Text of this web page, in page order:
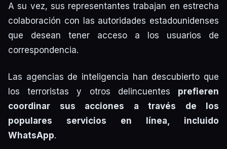
A su vez, sus representantes trabajan en estrecha
colaboración con las autoridades estadounidenses
que desean tener acceso a los usuarios de
correspondencia.
Las agencias de inteligencia han descubierto que
los terroristas y otros delincuentes prefieren
coordinar sus acciones a través de los
populares servicios en línea, incluido
WhatsApp.